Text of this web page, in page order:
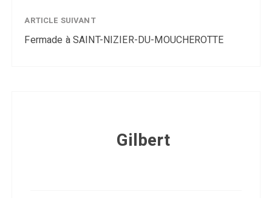
ARTICLE SUIVANT
Fermade à SAINT-NIZIER-DU-MOUCHEROTTE
Gilbert